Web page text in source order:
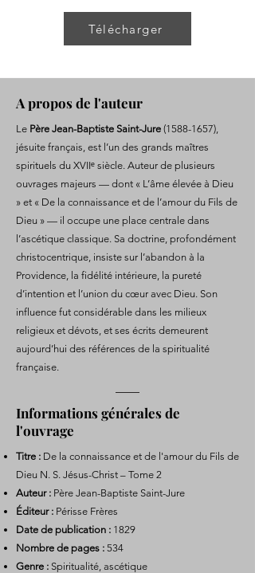
Télécharger
A propos de l'auteur
Le Père Jean-Baptiste Saint-Jure (1588-1657),
jésuite français, est l’un des grands maîtres
spirituels du XVIIᵉ siècle. Auteur de plusieurs
ouvrages majeurs — dont « L’âme élevée à Dieu
» et « De la connaissance et de l’amour du Fils de
Dieu » — il occupe une place centrale dans
l’ascétique classique. Sa doctrine, profondément
christocentrique, insiste sur l’abandon à la
Providence, la fidélité intérieure, la pureté
d’intention et l’union du cœur avec Dieu. Son
influence fut considérable dans les milieux
religieux et dévots, et ses écrits demeurent
aujourd’hui des références de la spiritualité
française.
Informations générales de
l'ouvrage
Titre : De la connaissance et de l'amour du Fils de
Dieu N. S. Jésus-Christ – Tome 2
Auteur : Père Jean-Baptiste Saint-Jure
Éditeur : Périsse Frères
Date de publication : 1829
Nombre de pages : 534
Genre : Spiritualité, ascétique